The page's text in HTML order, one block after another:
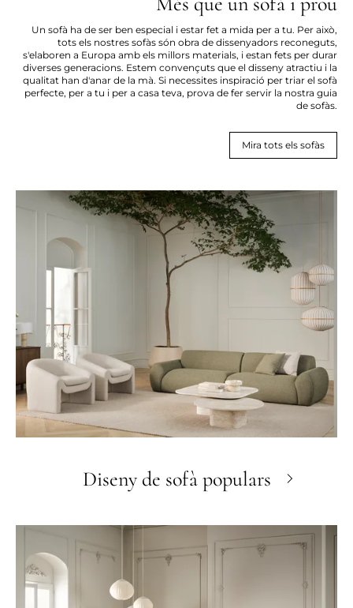
Un sofà ha de ser ben especial i estar fet a mida per a tu. Per això,
tots els nostres sofàs són obra de dissenyadors reconeguts,
s'elaboren a Europa amb els millors materials, i estan fets per durar
diverses generacions. Estem convençuts que el disseny atractiu i la
qualitat han d'anar de la mà. Si necessites inspiració per triar el sofà
perfecte, per a tu i per a casa teva, prova de fer servir la nostra guia
de sofàs.
Mira tots els sofàs
Diseny de sofà populars